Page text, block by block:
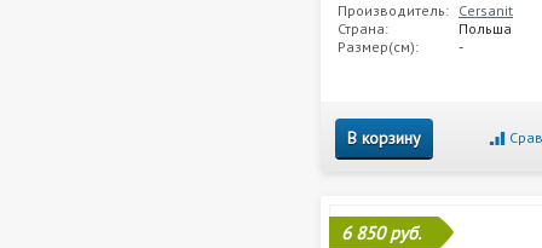
Производитель: Cersanit
Страна:
Польша
Размер(см):
-
В корзину
6 850 руб.